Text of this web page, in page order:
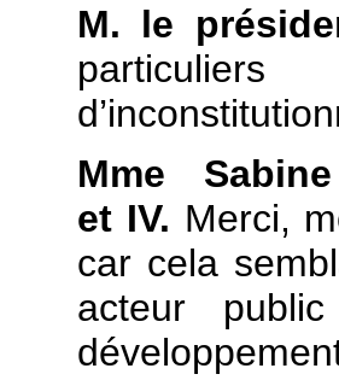
M. le
Mme
et IV. Merci,
car cela
acteur